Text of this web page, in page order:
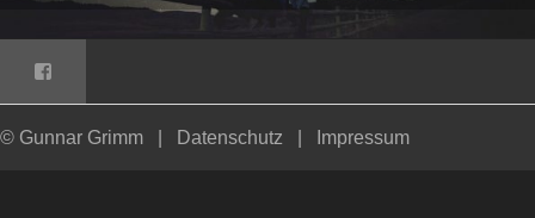
Facebook
© Gunnar Grimm | Datenschutz | Impressum